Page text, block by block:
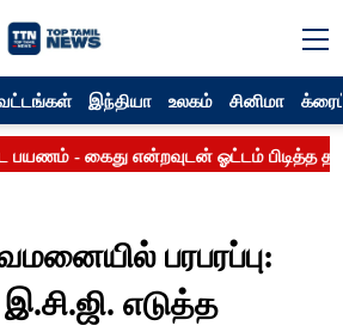
இந்தியா உலகம் சினிமா
பரபரப்பு:
எடுத்த